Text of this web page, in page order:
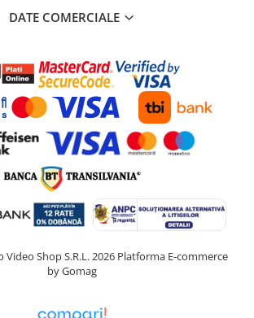
DATE COMERCIALE
Shop S.R.L. 2026 Platforma E-commerce
by Gomag